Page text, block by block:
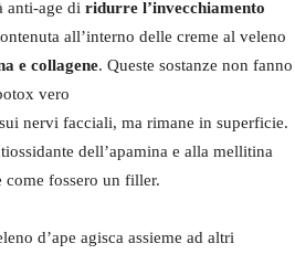
anti-age di ridurre l’invecchiamento
all’interno delle creme al veleno
e collagene. Queste sostanze non fanno
vero
nervi facciali, ma rimane in superficie.
dell’apamina e alla mellitina
come fossero un filler.
d’ape agisca assieme ad altri